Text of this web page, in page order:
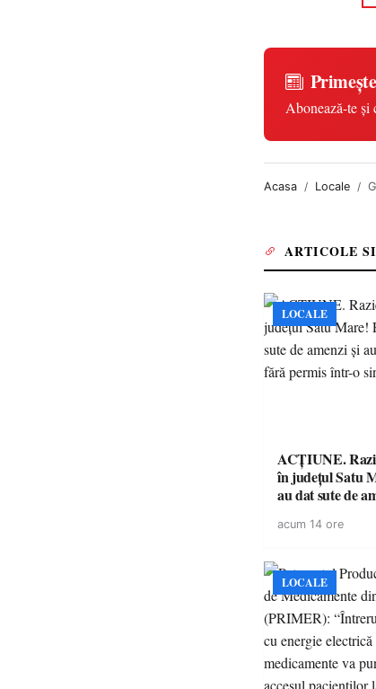
Abonează-te
Acasa Locale
ARTICOLE
LOCALE
ACȚIUNE.
în județul Satu
au dat sute de
singură zi
acum 14 ore
LOCALE